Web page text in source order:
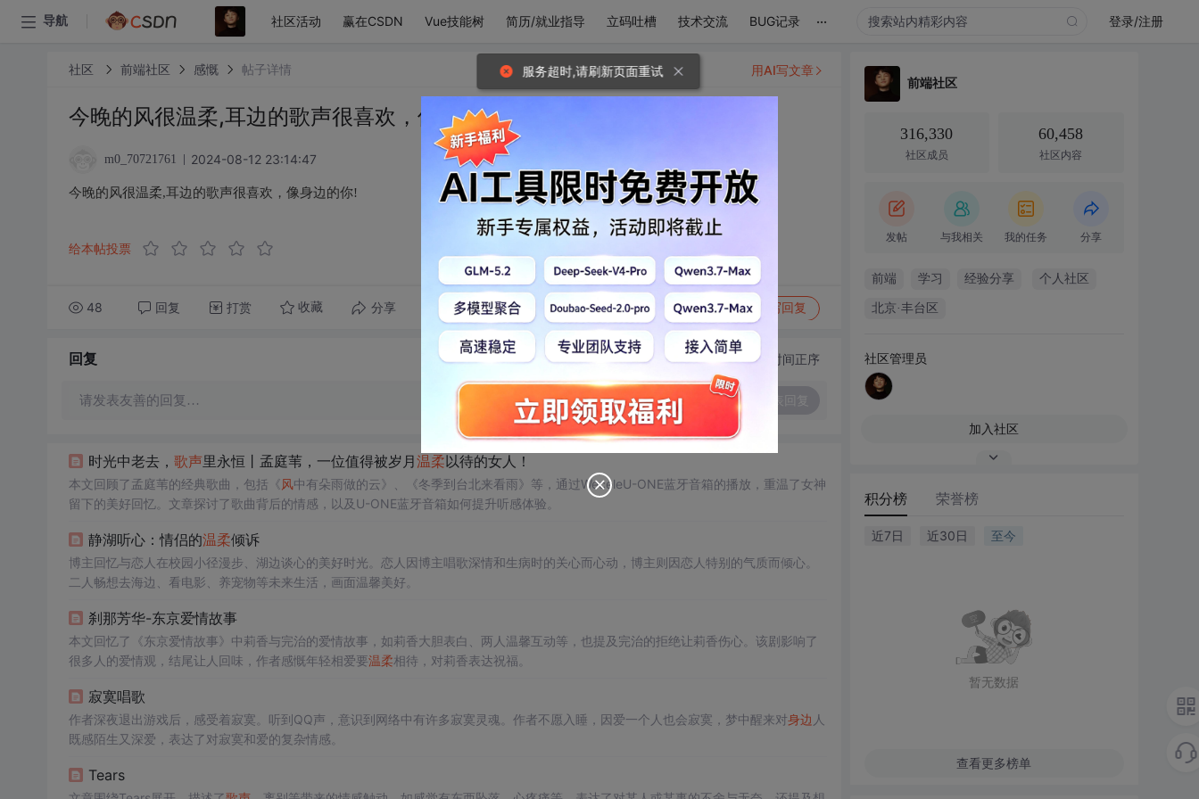
导航 社区活动 赢在CSDN Vue技能树 简历/就业指导 立码吐槽 技术交流 BUG记录 ... 登录/注册
社区 前端社区 感慨 帖子详情
今晚的风很温柔,耳边的歌声很喜欢，像身边的你!
m0_70721761 2024-08-12 23:14:47
今晚的风很温柔,耳边的歌声很喜欢，像身边的你!
给本帖投票
48 回复 打赏 收藏 分享 转发到动态 举报 写回复
用AI写文章
回复 切换为时间正序
请发表友善的回复…
时光中老去， 歌声里永恒丨孟庭苇，一位值得被岁月温柔以待的女人！
本文回顾了孟庭苇的经典歌曲，包括《风中有朵雨做的云》、《冬季到台北来看雨》等，通过WeceleU-ONE蓝牙音箱的播放，重温了女神
留下的美好回忆。文章探讨了歌曲背后的情感，以及U-ONE蓝牙音箱如何提升听感体验。
静湖听心：情侣的温柔倾诉
博主回忆与恋人在校园小径漫步、湖边谈心的美好时光。恋人因博主唱歌深情和生病时的关心而心动，博主则因恋人特别的气质而倾心。
二人畅想去海边、看电影、养宠物等未来生活，画面温馨美好。
刹那芳华-东京爱情故事
本文回忆了《东京爱情故事》中莉香与完治的爱情故事，如莉香大胆表白、两人温馨互动等，也提及完治的拒绝让莉香伤心。该剧影响了
很多人的爱情观，结尾让人回味，作者感慨年轻相爱要温柔相待，对莉香表达祝福。
寂寞唱歌
作者深夜退出游戏后，感受着寂寞。听到QQ声，意识到网络中有许多寂寞灵魂。作者不愿入睡，因爱一个人也会寂寞，梦中醒来对身边 人
既感陌生又深爱，表达了对寂寞和爱的复杂情感。
Tears
前端社区
316,330
社区成员
60,458
社区内容
发帖 与我相关 我的任务 分享
前端 学习 经验分享 个人社区
北京·丰台区
社区管理员
加入社区
积分榜 荣誉榜
近7日 近30日 至今
暂无数据
查看更多榜单
服务超时,请刷新页面重试